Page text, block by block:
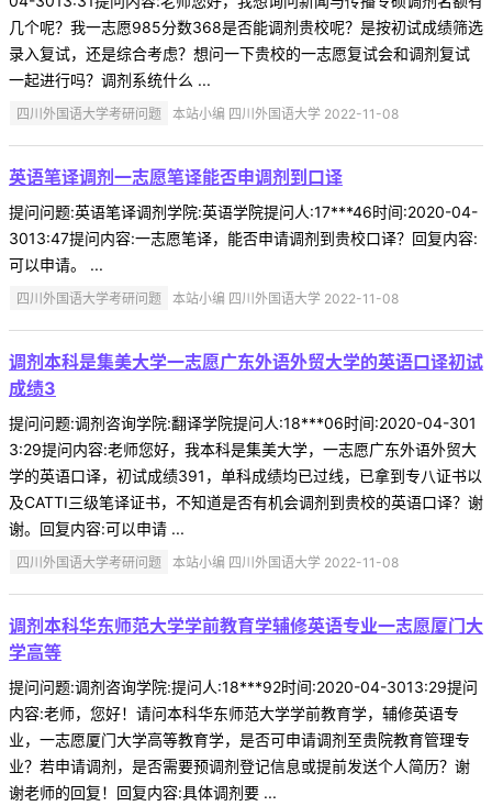
几个呢？我一志愿985分数368是否能调剂贵校呢？是按初试成绩筛选
录入复试，还是综合考虑？想问一下贵校的一志愿复试会和调剂复试
一起进行吗？调剂系统什么 ...
四川外国语大学考研问题 本站小编 四川外国语大学 2022-11-08
英语笔译调剂一志愿笔译能否申调剂到口译
提问问题:英语笔译调剂学院:英语学院提问人:17***46时间:2020-04-
3013:47提问内容:一志愿笔译，能否申请调剂到贵校口译？回复内容:
可以申请。 ...
四川外国语大学考研问题 本站小编 四川外国语大学 2022-11-08
调剂本科是集美大学一志愿广东外语外贸大学的英语口译初试
成绩3
提问问题:调剂咨询学院:翻译学院提问人:18***06时间:2020-04-301
3:29提问内容:老师您好，我本科是集美大学，一志愿广东外语外贸大
学的英语口译，初试成绩391，单科成绩均已过线，已拿到专八证书以
及CATTI三级笔译证书，不知道是否有机会调剂到贵校的英语口译？谢
谢。回复内容:可以申请 ...
四川外国语大学考研问题 本站小编 四川外国语大学 2022-11-08
调剂本科华东师范大学学前教育学辅修英语专业一志愿厦门大
学高等
提问问题:调剂咨询学院:提问人:18***92时间:2020-04-3013:29提问
内容:老师，您好！请问本科华东师范大学学前教育学，辅修英语专
业，一志愿厦门大学高等教育学，是否可申请调剂至贵院教育管理专
业？若申请调剂，是否需要预调剂登记信息或提前发送个人简历？谢
谢老师的回复！回复内容:具体调剂要 ...